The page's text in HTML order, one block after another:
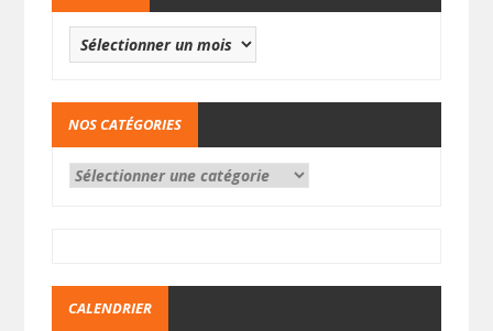
NOS CATÉGORIES
CALENDRIER